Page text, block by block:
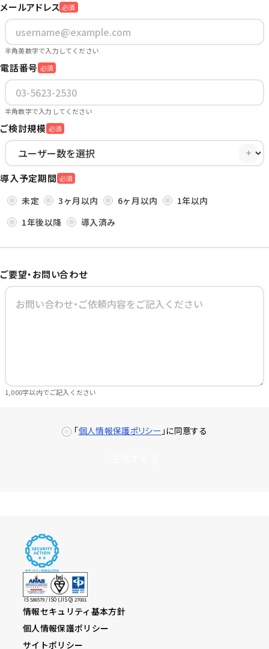
メールアドレス 必須
半角英数字で入力してください
電話番号 必須
半角数字で入力してください
ご検討規模 必須
導入予定期間 必須
未定 3ヶ月以内 6ヶ月以内
1年以内
1年後以降
導入済み
ご要望・お問い合わせ
1,000字以内でご記入ください
「個人情報保護ポリシー 」に同意する
IS 586579 / ISO (JIS Q) 27001
情報セキュリティ基本方針
個人情報保護ポリシー
サイトポリシー